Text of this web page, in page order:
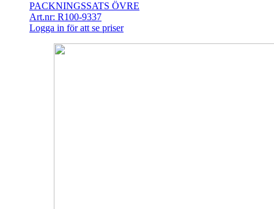
PACKNINGSSATS ÖVRE
Art.nr: R100-9337
Logga in för att se priser